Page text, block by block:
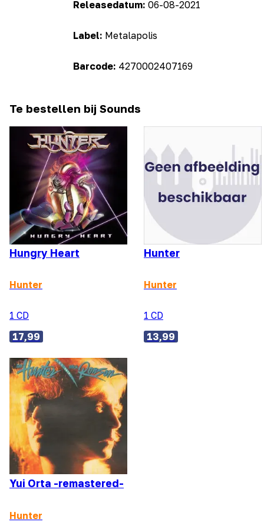
Releasedatum: 06-08-2021
Label: Metalapolis
Barcode: 4270002407169
Te bestellen bij Sounds
Hungry Heart
Hunter
1 CD
17,99
Hunter
Hunter
1 CD
13,99
Yui Orta -remastered-
Hunter